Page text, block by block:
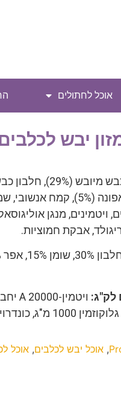
אוכל לחתולים
יבש
(18%), שומן עוף, אפונה
ויטמינים, מנגן
אבקת חמוציות.
לק"ג:
, אוכל יבש לכלבים, אוכל